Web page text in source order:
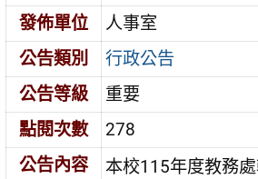
發佈單位
人事室
公告類別
行政公告
公告等級
重要
點閱次數
278
公告內容
本校115年度教務